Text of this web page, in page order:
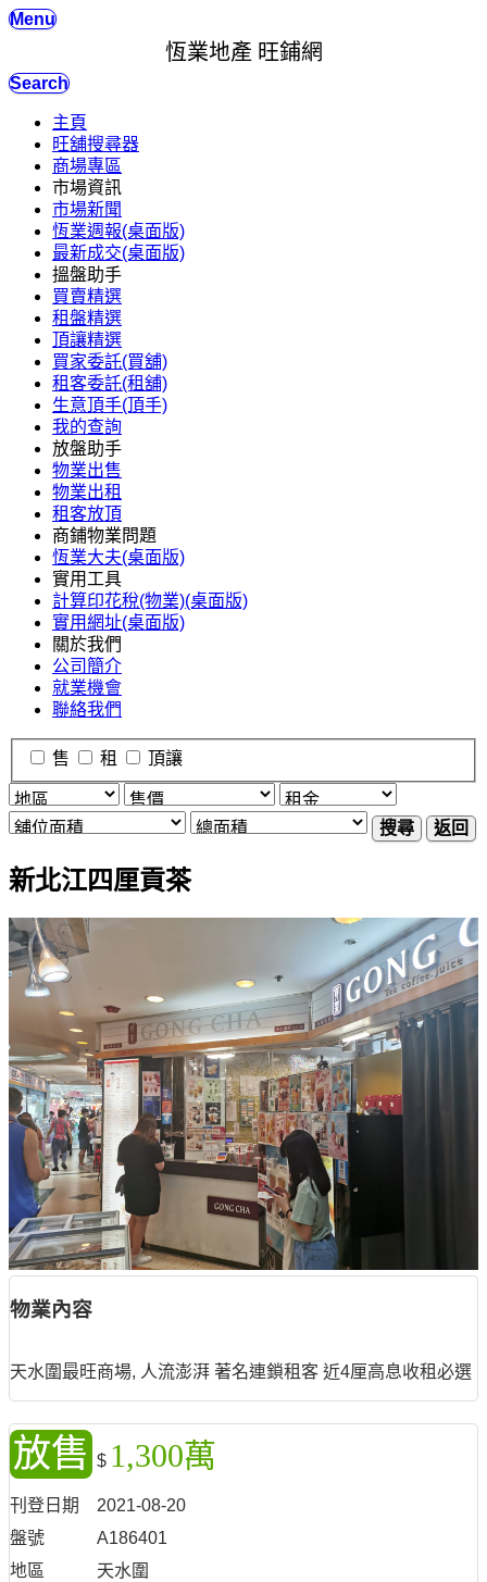
Menu
恆業地產 旺鋪網
Search
主頁
旺舖搜尋器
商場專區
市場資訊
市場新聞
恆業週報(桌面版)
最新成交(桌面版)
搵盤助手
買賣精選
租盤精選
頂讓精選
買家委託(買舖)
租客委託(租舖)
生意頂手(頂手)
我的查詢
放盤助手
物業出售
物業出租
租客放頂
商鋪物業問題
恆業大夫(桌面版)
實用工具
計算印花稅(物業)(桌面版)
實用網址(桌面版)
關於我們
公司簡介
就業機會
聯絡我們
售 租 頂讓
搜尋 返回
新北江四厘貢茶
物業內容
天水圍最旺商場, 人流澎湃 著名連鎖租客 近4厘高息收租必選
放售 $ 1,300萬
刊登日期
2021-08-20
盤號
A186401
地區
天水圍